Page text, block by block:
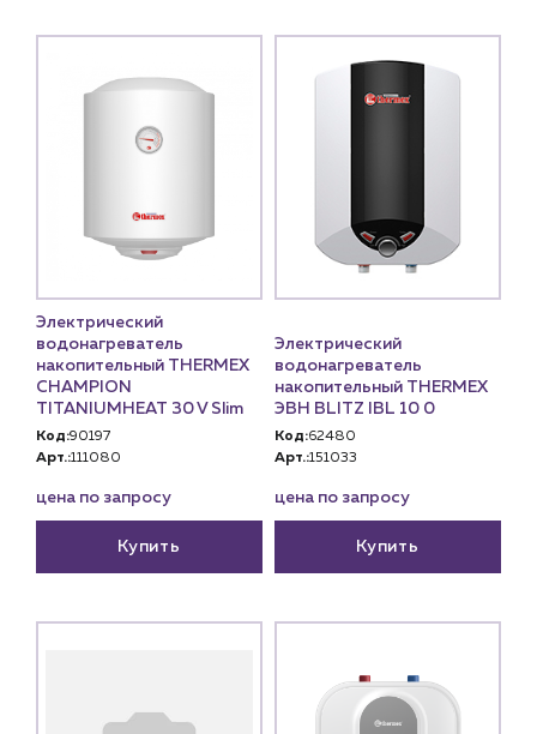
Электрический
водонагреватель
накопительный THERMEX
CHAMPION
TITANIUMHEAT 30 V Slim
Код:90197
Арт.:111080
цена по запросу
Купить
Электрический
водонагреватель
накопительный THERMEX
ЭВН BLITZ IBL 10 0
Код:62480
Арт.:151033
цена по запросу
Купить